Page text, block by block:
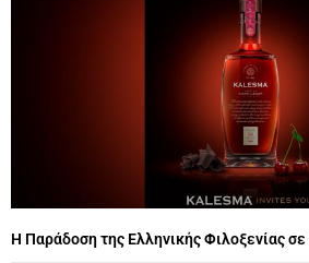
Η Παράδοση της Ελληνικής Φιλοξενίας